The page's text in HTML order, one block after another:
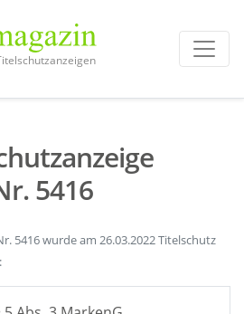
5416
5416 wurde am 26.03.2022 Titelschutz